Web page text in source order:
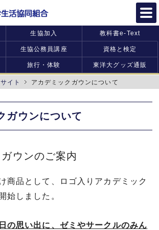
生協加入 教科書e-Text
生協公務員講座 資格と検定
旅行・体験 東洋大グッズ通販
イト アカデミックガウンについて
ガウンについて
ウンのご案内
商品として、ロゴ入りアカデミック
始しました。
の思い出に、ゼミやサークルのみん